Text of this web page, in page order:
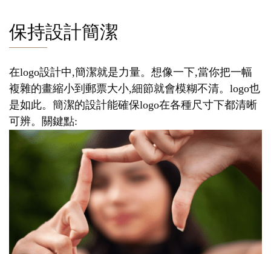
保持設計簡潔
在logo設計中,簡潔就是力量。想像一下,當你把一幅
複雜的畫縮小到郵票大小,細節就會模糊不清。logo也
是如此。簡潔的設計能確保logo在各種尺寸下都清晰
可辨。關鍵點: